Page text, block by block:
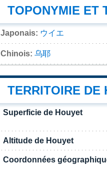
TOPONYMIE ET
Japonais: ウイエ
Chinois: 乌耶
TERRITOIRE DE
Superficie de Houyet
Altitude de Houyet
Coordonnées